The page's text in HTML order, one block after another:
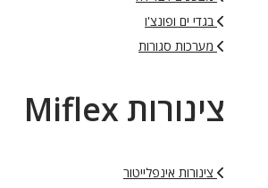
בגדי ים ופונצ'ו
מערכות סגורות
צינורות Miflex
צינורות אינפלייטור